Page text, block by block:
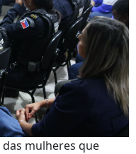
mulheres que